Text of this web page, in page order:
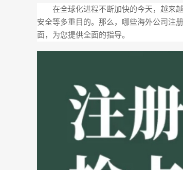
在全球化进程不断加快的今天，越来
安全等多重目的。那么，哪些海外公司注
面，为您提供全面的指导。